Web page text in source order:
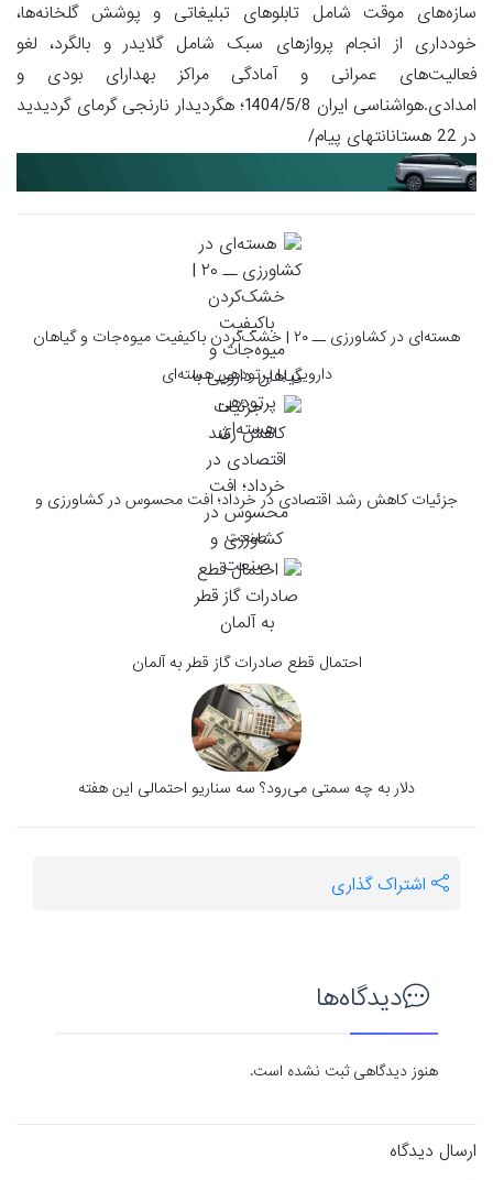
سازه‌های موقت شامل تابلوهای تبلیغاتی و پوشش گلخانه‌ها،
خودداری از انجام پروازهای سبک شامل گلایدر و بالگرد، لغو
فعالیت‌های عمرانی و آمادگی مراکز بهدارای بودی و
امدادی.هواشناسی ایران 1404/5/8؛ هگردیدار نارنجی گرمای گردیدید
در 22 هستانانتهای پیام/
هسته‌ای در کشاورزی ــ ۲۰ | خشک‌کردن باکیفیت میوه‌جات و گیاهان
دارویی با پرتودهی هسته‌ای
جزئیات کاهش رشد اقتصادی در خرداد؛ افت محسوس در کشاورزی و
صنعت
احتمال قطع صادرات گاز قطر به آلمان
دلار به چه سمتی می‌رود؟ سه سناریو احتمالی این هفته
اشتراک گذاری
دیدگاه‌ها
هنوز دیدگاهی ثبت نشده است.
ارسال دیدگاه